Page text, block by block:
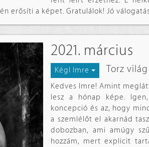
erősíti a képet. Gratulálok! Jó
2021. március
Kégl Imre Torz világ
Kedves Imre! Amint
lesz a hónap képe.
koncepció és az, hogy
a szemlélőt el akarnád
dobozban, ami amúgy
hozzám, mert explicit